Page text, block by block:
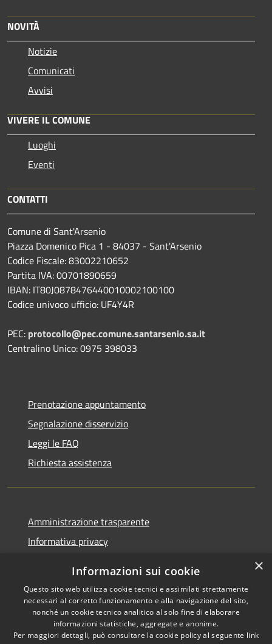
NOVITÀ
Notizie
Comunicati
Avvisi
VIVERE IL COMUNE
Luoghi
Eventi
CONTATTI
Comune di Sant'Arsenio
Piazza Domenico Pica 1 - 84037 - Sant'Arsenio
Codice Fiscale: 83002210652
Partita IVA: 00701890659
IBAN: IT80J0878476440010002100100
Codice univoco ufficio: UF4Y4R
PEC: protocollo@pec.comune.santarsenio.sa.it
Centralino Unico: 0975 398033
Prenotazione appuntamento
Segnalazione disservizio
Leggi le FAQ
Richiesta assistenza
Amministrazione trasparente
Informativa privacy
Dichiarazione di accessibilità
Copyright © 2026 • Comune di
×
Informazioni sui cookie
Questo sito web utilizza cookie tecnici e assimilati strettamente
necessari al corretto funzionamento e alla navigazione del sito,
nonché un cookie tecnico analitico al solo fine di elaborare
informazioni statistiche, aggregate e anonime.
Per maggiori dettagli, può consultare la cookie policy al seguente link